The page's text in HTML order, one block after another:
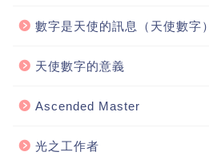
數字是天使的訊息（天使數字）
天使數字的意義
Ascended Master
光之工作者